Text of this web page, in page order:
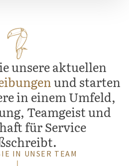
unsere aktuellen
und starten
in einem Umfeld,
Teamgeist und
für Service
IN UNSER TEAM